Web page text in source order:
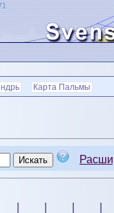
Карта Пальмы